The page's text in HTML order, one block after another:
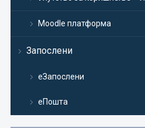
Moodle платформа
Запослени
еЗапослени
еПошта